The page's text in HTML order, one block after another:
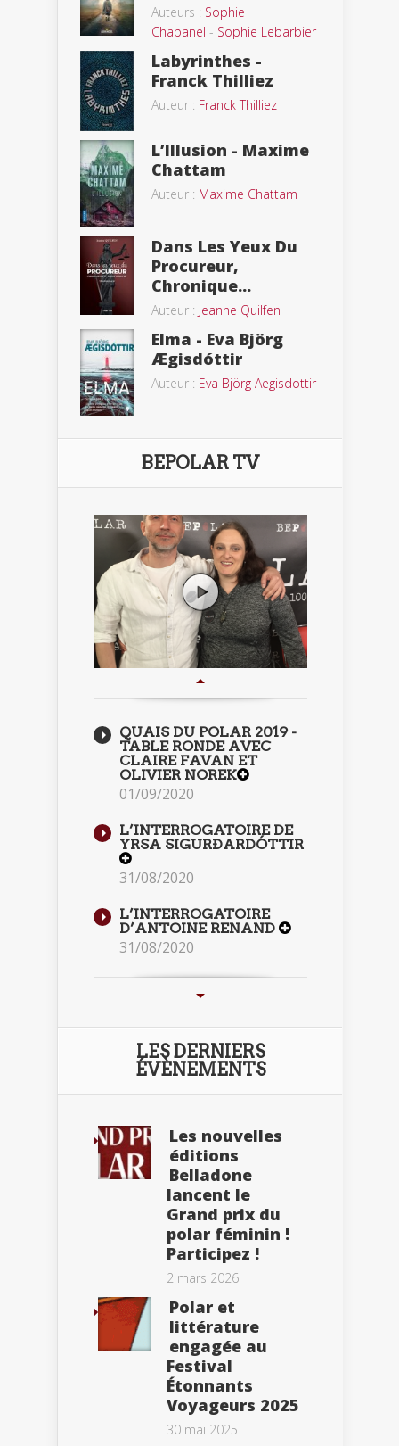
Auteurs : Sophie
Chabanel - Sophie Lebarbier
Labyrinthes -
Franck Thilliez
Auteur : Franck Thilliez
L’Illusion - Maxime
Chattam
Auteur : Maxime Chattam
Dans Les Yeux Du
Procureur,
Chronique...
Auteur : Jeanne Quilfen
Elma - Eva Björg
Ægisdóttir
Auteur : Eva Björg Aegisdottir
BEPOLAR TV
QUAIS DU POLAR 2019 -
TABLE RONDE AVEC
CLAIRE FAVAN ET
OLIVIER NOREK
01/09/2020
L’INTERROGATOIRE DE
YRSA SIGURÐARDÓTTIR
31/08/2020
L’INTERROGATOIRE
D’ANTOINE RENAND
31/08/2020
LES DERNIERS
ÉVÈNEMENTS
Les nouvelles
éditions
Belladone
lancent le
Grand prix du
polar féminin !
Participez !
2 mars 2026
Polar et
littérature
engagée au
Festival
Étonnants
Voyageurs 2025
30 mai 2025